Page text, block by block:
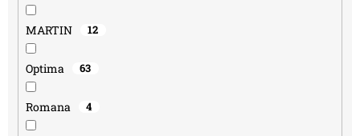
MARTIN 12
Optima 63
Romana 4